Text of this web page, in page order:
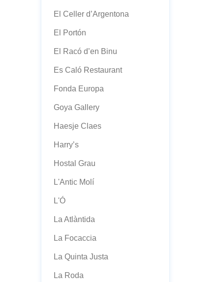
El Celler d’Argentona
El Portón
El Racó d’en Binu
Es Caló Restaurant
Fonda Europa
Goya Gallery
Haesje Claes
Harry’s
Hostal Grau
L'Antic Molí
L'Ó
La Atlàntida
La Focaccia
La Quinta Justa
La Roda